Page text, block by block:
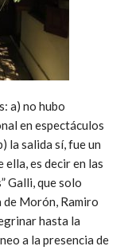
a) no hubo
en espectáculos
la salida sí, fue un
ella, es decir en las
Galli, que solo
Morón, Ramiro
hasta la
a la presencia de